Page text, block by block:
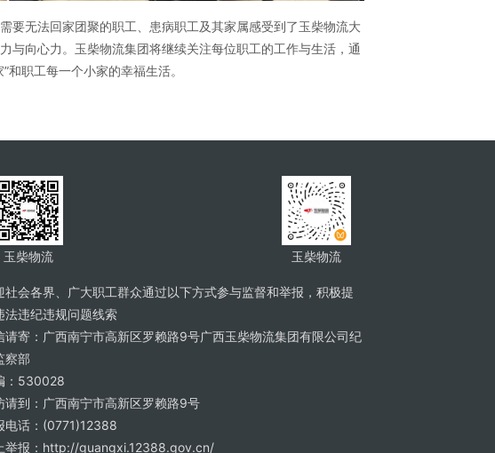
要无法回家团聚的职工、患病职工及其家属感受到了玉柴物流大
与向心力。玉柴物流集团将继续关注每位职工的工作与生活，通
职工每一个小家的幸福生活。
玉柴物流 玉柴物流
社会各界、广大职工群众通过以下方式参与监督和举报，积极提
法违纪违规问题线索
请寄：广西南宁市高新区罗赖路9号广西玉柴物流集团有限公司纪
察部
：530028
请到：广西南宁市高新区罗赖路9号
电话：(0771)12388
举报：http://guangxi.12388.gov.cn/